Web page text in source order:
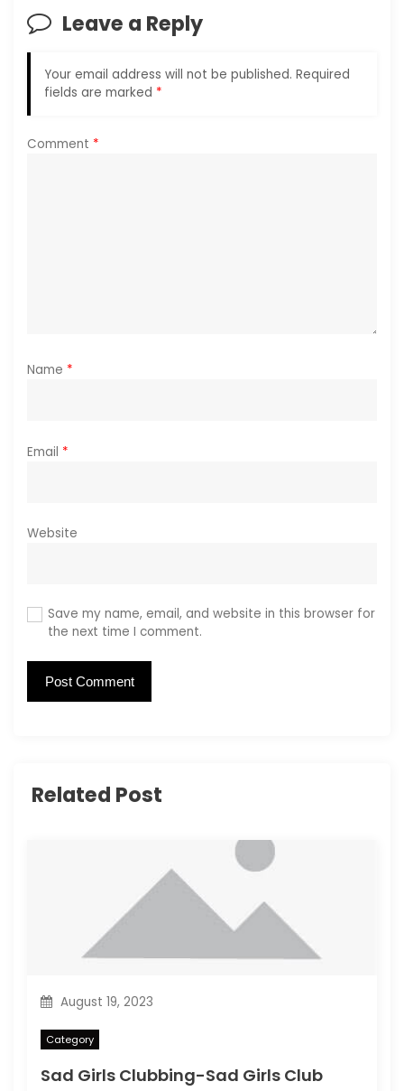
i
a
t
Leave a Reply
Your email address will not be published. Required
fields are marked *
Comment *
Name *
Email *
Website
Save my name, email, and website in this browser for
the next time I comment.
Related Post
August 19, 2023
Category
Sad Girls Clubbing-Sad Girls Club